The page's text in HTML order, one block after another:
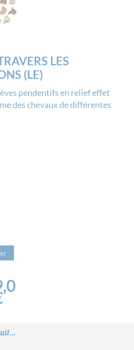
LES
(LE)
pendentifs en relief effet
des chevaux de différentes